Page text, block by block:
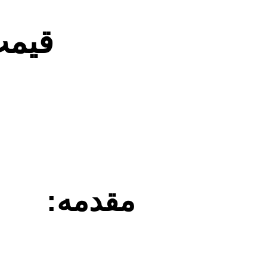
مقدمه: